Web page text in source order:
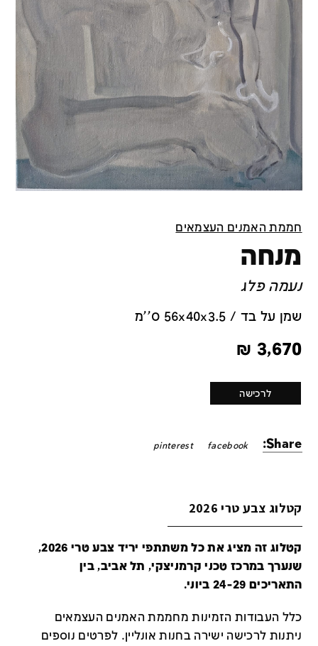
חממת האמנים העצמאים
מנחה
נעמה פלג
שמן על בד / 56x40x3.5 ס''מ
3,670
₪
לרכישה
Share:
facebook
pinterest
קטלוג צבע טרי 2026
קטלוג זה מציג את כל משתתפי יריד צבע טרי 2026,
שנערך במרכז טכני קרמניצקי, תל אביב, בין
התאריכים 24-29 ביוני.
כלל העבודות הזמינות מחממת האמנים העצמאים
ניתנות לרכישה ישירה בחנות אונליין. לפרטים נוספים